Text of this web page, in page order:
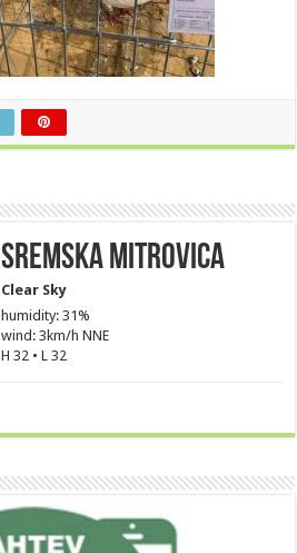
Sremska Mitrovica
Clear Sky
humidity: 31%
wind: 3km/h NNE
H 32 • L 32